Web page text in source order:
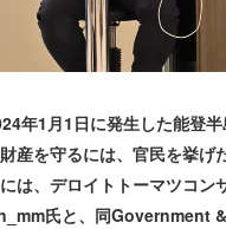
年1月1日に発生した能登
産を守るには、官民を挙げ
は、デロイトトーマツコ
氏と、同Government